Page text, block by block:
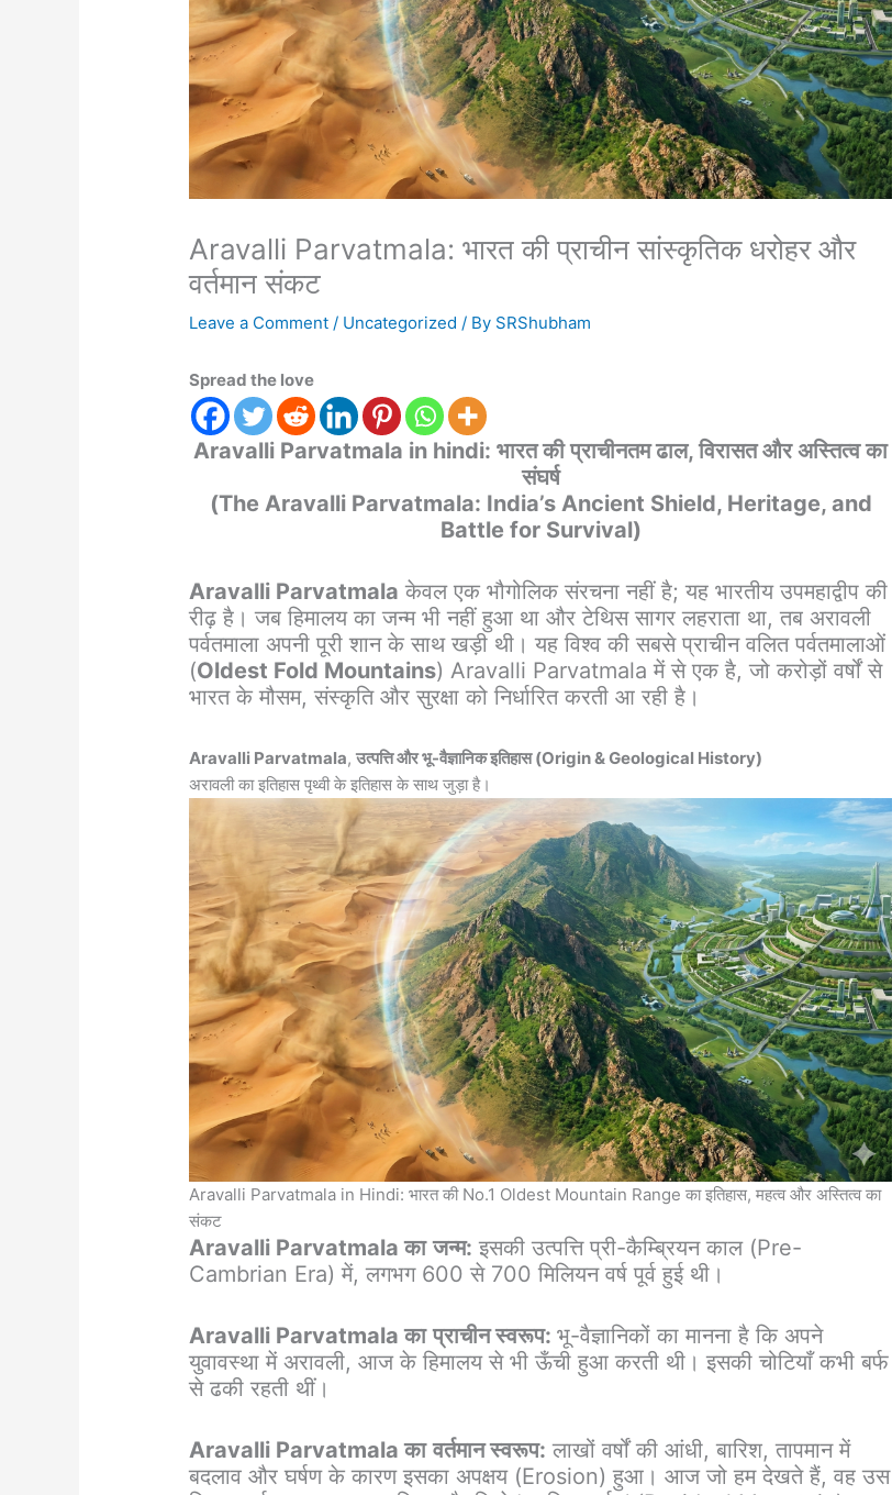
Aravalli Parvatmala: भारत की प्राचीन सांस्कृतिक धरोहर और
वर्तमान संकट
Leave a Comment / Uncategorized / By SRShubham
Spread the love
Aravalli Parvatmala in hindi: भारत की प्राचीनतम ढाल, विरासत और अस्तित्व का
संघर्ष
(The Aravalli Parvatmala: India’s Ancient Shield, Heritage, and
Battle for Survival)
Aravalli Parvatmala केवल एक भौगोलिक संरचना नहीं है; यह भारतीय उपमहाद्वीप की
रीढ़ है। जब हिमालय का जन्म भी नहीं हुआ था और टेथिस सागर लहराता था, तब अरावली
पर्वतमाला अपनी पूरी शान के साथ खड़ी थी। यह विश्व की सबसे प्राचीन वलित पर्वतमालाओं
(Oldest Fold Mountains) Aravalli Parvatmala में से एक है, जो करोड़ों वर्षों से
भारत के मौसम, संस्कृति और सुरक्षा को निर्धारित करती आ रही है।
Aravalli Parvatmala,उत्पत्ति और भू-वैज्ञानिक इतिहास (Origin & Geological History)
अरावली का इतिहास पृथ्वी के इतिहास के साथ जुड़ा है।
Aravalli Parvatmala in Hindi: भारत की No.1 Oldest Mountain Range का इतिहास, महत्व और अस्तित्व का
संकट
Aravalli Parvatmala का जन्म: इसकी उत्पत्ति प्री-कैम्ब्रियन काल (Pre-
Cambrian Era) में, लगभग 600 से 700 मिलियन वर्ष पूर्व हुई थी।
Aravalli Parvatmala का प्राचीन स्वरूप:भू-वैज्ञानिकों का मानना है कि अपने
युवावस्था में अरावली, आज के हिमालय से भी ऊँची हुआ करती थी। इसकी चोटियाँ कभी बर्फ
से ढकी रहती थीं।
Aravalli Parvatmala का वर्तमान स्वरूप: लाखों वर्षों की आंधी, बारिश, तापमान में
बदलाव और घर्षण के कारण इसका अपक्षय (Erosion) हुआ। आज जो हम देखते हैं, वह उस